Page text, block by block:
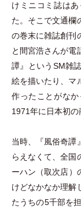
けミニコミ誌は
た。そこで文通欄
の巻末に雑誌創刊
と間宮浩さんが電
譚』というSM雑
絵を描いたり、マ
作ったことがな
1971年に日本初の
当時、『風俗奇譚
らえなくて、全国
ーハン （取次店）
けどなかなか理解
たうちの5千部を